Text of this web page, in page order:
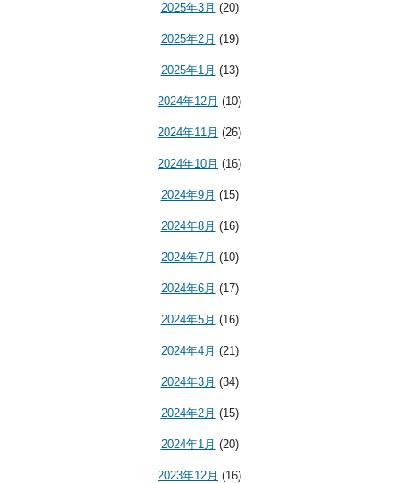
2025年3月 (20)
2025年2月 (19)
2025年1月 (13)
2024年12月 (10)
2024年11月 (26)
2024年10月 (16)
2024年9月 (15)
2024年8月 (16)
2024年7月 (10)
2024年6月 (17)
2024年5月 (16)
2024年4月 (21)
2024年3月 (34)
2024年2月 (15)
2024年1月 (20)
2023年12月 (16)